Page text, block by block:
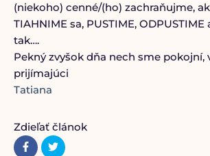
(niekoho) cenné/(ho) zachraňujme,
TIAHNIME sa, PUSTIME,
tak….
Pekný zvyšok dňa nech sme pokojní,
prijímajúci
Tatiana
Zdieľať článok